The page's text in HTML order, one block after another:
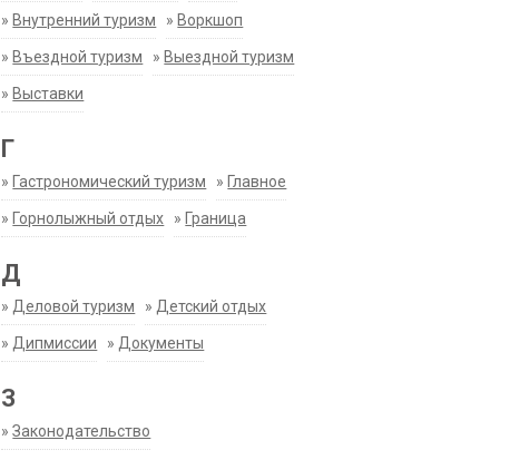
» Внутренний туризм » Воркшоп
» Въездной туризм » Выездной туризм
» Выставки
Г
» Гастрономический туризм » Главное
» Горнолыжный отдых » Граница
Д
» Деловой туризм » Детский отдых
» Дипмиссии » Документы
З
»Законодательство